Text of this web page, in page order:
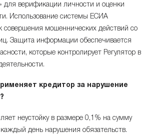
для верификации личности и оценки
Использование системы ЕСИА
совершения мошеннических действий со
Защита информации обеспечивается
которые контролирует Регулятор в
кредитор за нарушение
неустойку в размере 0,1% на сумму
каждый день нарушения обязательств.